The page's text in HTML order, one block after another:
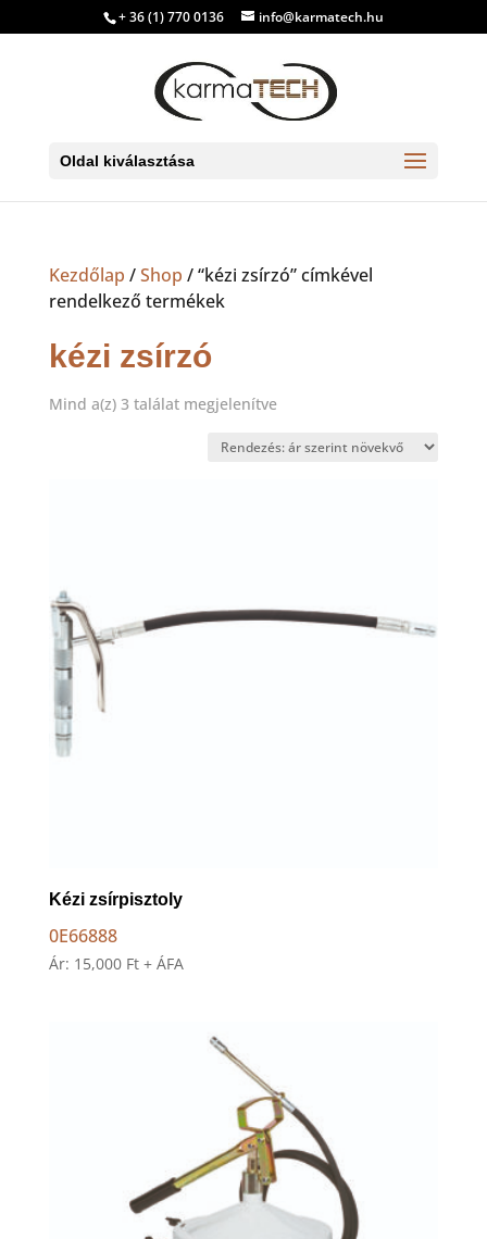
+ 36 (1) 770 0136 info@karmatech.hu
Oldal kiválasztása
Kezdőlap /Shop / “kézi zsírzó” címkével
rendelkező termékek
kézi zsírzó
Mind a(z) 3 találat megjelenítveSorted
price:
Kézi zsírpisztoly
0E66888
Ár: 15,000 Ft + ÁFA